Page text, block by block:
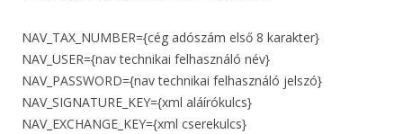
NAV_TAX_NUMBER={cég adószám első 8 karakter}
NAV_USER={nav technikai felhasználó név}
NAV_PASSWORD={nav technikai felhasználó jelszó}
NAV_SIGNATURE_KEY={xml aláírókulcs}
NAV_EXCHANGE_KEY={xml cserekulcs}